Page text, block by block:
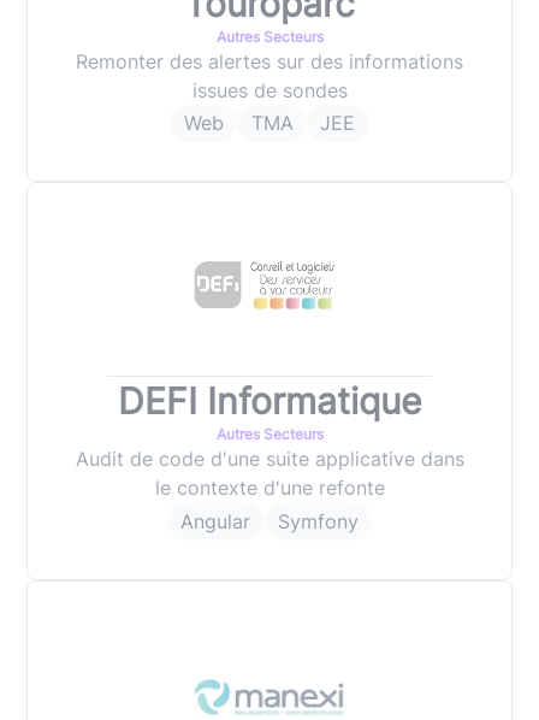
Autres Secteurs
Remonter des alertes sur des informations
issues de sondes
Web
TMA JEE
DEFI Informatique
Autres Secteurs
Audit de code d'une suite applicative dans
le contexte d'une refonte
Angular
Symfony